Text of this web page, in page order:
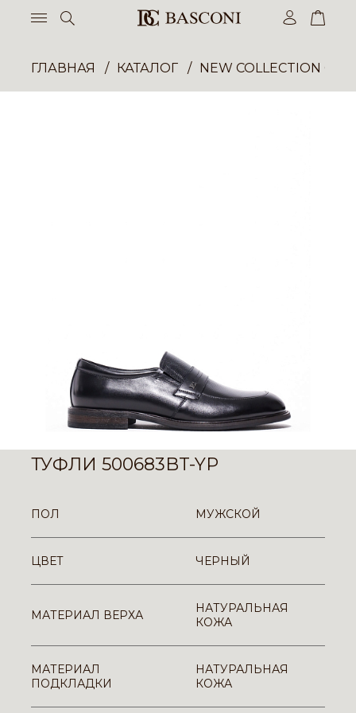
ГЛАВНАЯ КАТАЛОГ NEW COLLECTION
ТУФЛИ 500683BT-YP
ПОЛ МУЖСКОЙ
ЦВЕТ ЧЕРНЫЙ
МАТЕРИАЛ ВЕРХА
НАТУРАЛЬНАЯ
КОЖА
МАТЕРИАЛ
ПОДКЛАДКИ
НАТУРАЛЬНАЯ
КОЖА